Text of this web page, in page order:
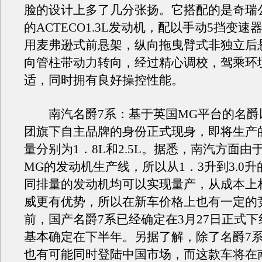
脸的设计上多了几分张扬。它搭配的是奇瑞
的ACTECO1.3L发动机，配以手动5挡变速
用麦弗逊式前悬架，纵向拖曳臂式非独立后
向管柱带动力转向，经过精心调校，驾乘环
适，同时拥有良好操控性能。
南汽名爵7系：基于英国MG平台的名爵
团旗下自主品牌的身份正式现身，即将生产
量分别为1．8L和2.5L。据悉，南汽方面由
MG的发动机生产线，所以从1．3升到3.0升
同排量的发动机均可以实现量产，从成本上
威更有优势，所以在新车价格上也有一定的
前，国产名爵7系已经确定在3月27日正式
基本确定在下半年。另据了解，除了名爵7
也有可能同时登陆中国市场，而这款车将在